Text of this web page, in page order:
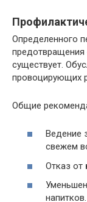
Определенного
предотвращения
существует.
провоцирующих
Общие
Ведение
свежем
Отказ от
напитков.